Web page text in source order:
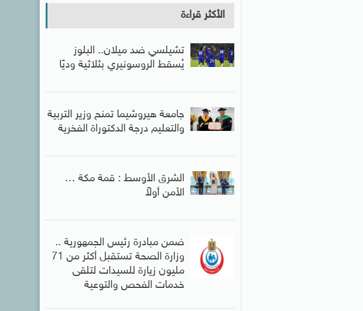
الأكثر قراءة
تشيلسي ضد ميلان.. البلوز
يُسقط الروسونيري بثلاثية وديًا
جامعة هيروشيما تمنح وزير التربية
والتعليم درجة الدكتوراة الفخرية
الشرق الأوسط : قمة مكة …
الأمن أولاً
ضمن مبادرة رئيس الجمهورية ..
وزارة الصحة تستقبل أكثر من 71
مليون زيارة للسيدات لتلقى
خدمات الفحص والتوعية